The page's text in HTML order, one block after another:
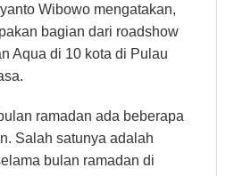
Wibowo mengatakan,
bagian dari roadshow
Aqua di 10 kota di Pulau
ramadan ada beberapa
Salah satunya adalah
bulan ramadan di